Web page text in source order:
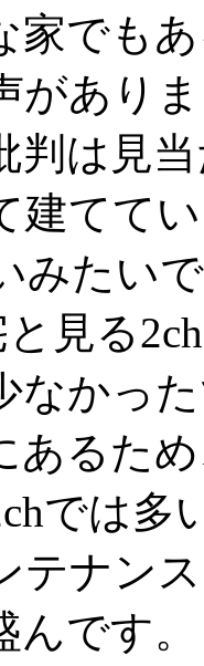
家でも
があり
判は見
建てて
みたい
と見る
なかっ
あるた
では多
テナン
です。